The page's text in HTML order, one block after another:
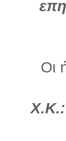
Οι
Χ.Κ.: